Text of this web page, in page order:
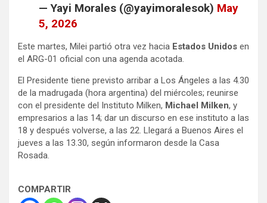
— Yayi Morales (@yayimoralesok) May
5, 2026
Este martes, Milei partió otra vez hacia Estados Unidos en
el ARG-01 oficial con una agenda acotada.
El Presidente tiene previsto arribar a Los Ángeles a las 4.30
de la madrugada (hora argentina) del miércoles; reunirse
con el presidente del Instituto Milken, Michael Milken, y
empresarios a las 14; dar un discurso en ese instituto a las
18 y después volverse, a las 22. Llegará a Buenos Aires el
jueves a las 13.30, según informaron desde la Casa
Rosada.
COMPARTIR